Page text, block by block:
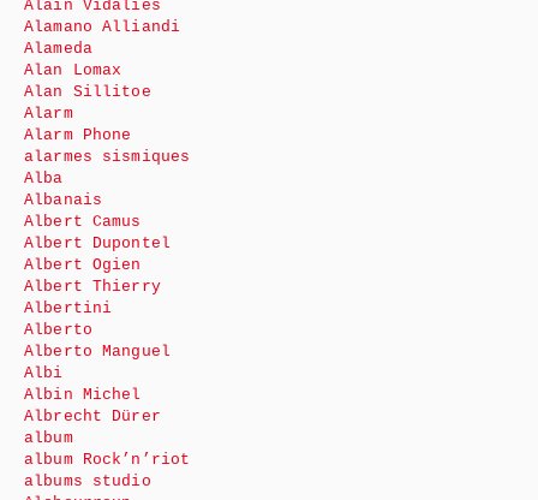
Alain Vidalies
Alamano Alliandi
Alameda
Alan Lomax
Alan Sillitoe
Alarm
Alarm Phone
alarmes sismiques
Alba
Albanais
Albert Camus
Albert Dupontel
Albert Ogien
Albert Thierry
Albertini
Alberto
Alberto Manguel
Albi
Albin Michel
Albrecht Dürer
album
album Rock’n’riot
albums studio